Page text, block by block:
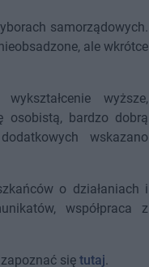
samorządowych.
ale wkrótce
wyższe,
osobistą, bardzo dobrą
wskazano
o działaniach i
współpraca z
się tutaj.